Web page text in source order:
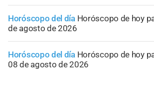
Horóscopo del día Horóscopo de hoy
de agosto de 2026
Horóscopo del día Horóscopo de hoy
08 de agosto de 2026